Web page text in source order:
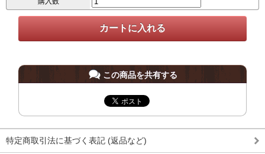
この商品を共有する
特定商取引法に基づく表記 (返品など)